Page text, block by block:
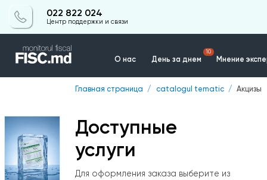
022 822 024
Центр поддержки и связи
О нас День за днем
10
Мнение
Главная страница catalogul tematic Акцизы
Доступные
услуги
Для оформления заказа выберите из